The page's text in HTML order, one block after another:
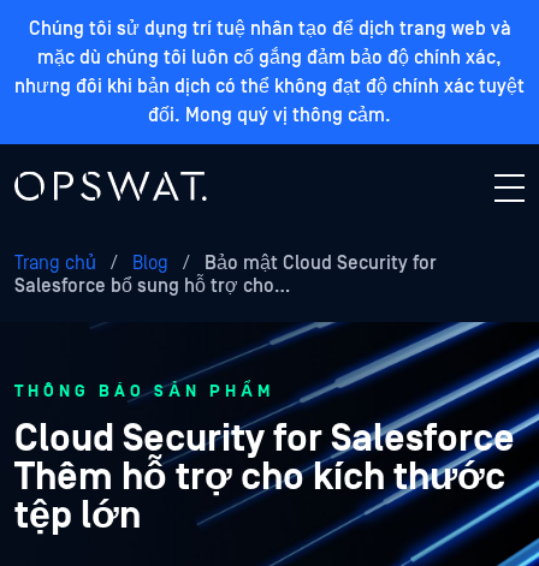
Chúng tôi sử dụng trí tuệ nhân tạo để dịch trang web và
mặc dù chúng tôi luôn cố gắng đảm bảo độ chính xác,
nhưng đôi khi bản dịch có thể không đạt độ chính xác tuyệt
đối. Mong quý vị thông cảm.
Trang chủ / Blog /
Bảo mật Cloud Security for
Salesforce bổ sung hỗ trợ cho…
THÔNG BÁO SẢN PHẨM
Cloud Security for Salesforce
Thêm hỗ trợ cho kích thước
tệp lớn